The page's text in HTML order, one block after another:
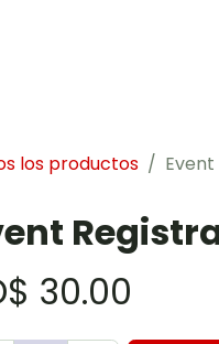
los productos
30.00